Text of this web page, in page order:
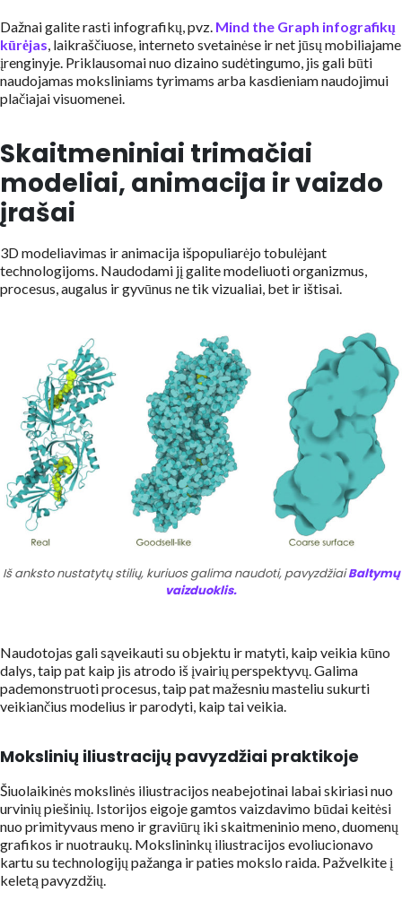
Dažnai galite rasti infografikų, pvz. Mind the Graph infografikų
kūrėjas , laikraščiuose, interneto svetainėse ir net jūsų mobiliajame
įrenginyje. Priklausomai nuo dizaino sudėtingumo, jis gali būti
naudojamas moksliniams tyrimams arba kasdieniam naudojimui
plačiajai visuomenei.
Skaitmeniniai trimačiai
modeliai, animacija ir vaizdo
įrašai
3D modeliavimas ir animacija išpopuliarėjo tobulėjant
technologijoms. Naudodami jį galite modeliuoti organizmus,
procesus, augalus ir gyvūnus ne tik vizualiai, bet ir ištisai.
Iš anksto nustatytų stilių, kuriuos galima naudoti, pavyzdžiaiBaltymų
vaizduoklis.
Naudotojas gali sąveikauti su objektu ir matyti, kaip veikia kūno
dalys, taip pat kaip jis atrodo iš įvairių perspektyvų. Galima
pademonstruoti procesus, taip pat mažesniu masteliu sukurti
veikiančius modelius ir parodyti, kaip tai veikia.
Mokslinių iliustracijų pavyzdžiai praktikoje
Šiuolaikinės mokslinės iliustracijos neabejotinai labai skiriasi nuo
urvinių piešinių. Istorijos eigoje gamtos vaizdavimo būdai keitėsi
nuo primityvaus meno ir graviūrų iki skaitmeninio meno, duomenų
grafikos ir nuotraukų. Mokslininkų iliustracijos evoliucionavo
kartu su technologijų pažanga ir paties mokslo raida. Pažvelkite į
keletą pavyzdžių.